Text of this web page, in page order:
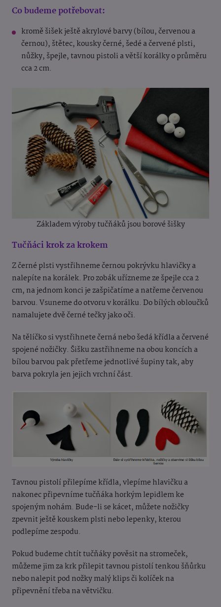
Co budeme potřebovat:
kromě šišek ještě akrylové barvy (bílou, červenou a
černou), štětec, kousky černé, šedé a červené plsti,
nůžky, špejle, tavnou pistoli a větší korálky o průměru
cca 2 cm.
Základem výroby tučňáků jsou borové šišky
Tučňáci krok za krokem
Z černé plsti vystřihneme černou pokrývku hlavičky a
nalepíte na korálek. Pro zobák uřízneme ze špejle cca 2
cm, na jednom konci je zašpičatíme a natřeme červenou
barvou. Vsuneme do otvoru v korálku. Do bílých obloučků
namalujete dvě černé tečky jako oči.
Na tělíčko si vystřihnete černá nebo šedá křídla a červené
spojené nožičky. Šišku zastřihneme na obou koncích a
bílou barvou pak přetřeme jednotlivé šupiny tak, aby
barva pokryla jen jejich vrchní část.
Tavnou pistolí přilepíme křídla, vlepíme hlavičku a
nakonec připevníme tučňáka horkým lepidlem ke
spojeným nohám. Bude-li se kácet, můžete nožičky
zpevnit ještě kouskem plsti nebo lepenky, kterou
podlepíme zespodu.
Pokud budeme chtít tučňáky pověsit na stromeček,
můžeme jim za krk přilepit tavnou pistolí tenkou šňůrku
nebo nalepit pod nožky malý klips či kolíček na
připevnění třeba na větvičku.